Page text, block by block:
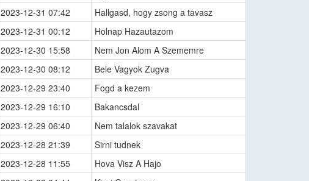
2023-12-31 07:42
Hallgasd, hogy zsong a tavasz
2023-12-31 00:12
Holnap Hazautazom
2023-12-30 15:58
Nem Jon Alom A Szememre
2023-12-30 08:12
Bele Vagyok Zugva
2023-12-29 23:40
Fogd a kezem
2023-12-29 16:10
Bakancsdal
2023-12-29 06:40
Nem talalok szavakat
2023-12-28 21:39
Sirni tudnek
2023-12-28 11:55
Hova Visz A Hajo